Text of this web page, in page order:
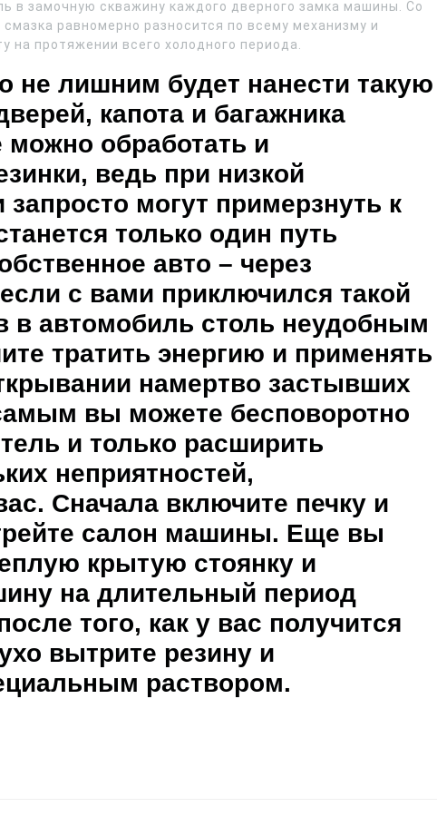
в замочную скважину каждого дверного замка машины. Со
равномерно разносится по всему механизму и
на протяжении всего холодного периода.
не лишним будет нанести такую
капота и багажника
можно обработать и
ведь при низкой
могут примерзнуть к
только один путь
авто – через
с вами приключился такой
в автомобиль столь неудобным
тратить энергию и применять
намертво застывших
вы можете бесповоротно
и только расширить
неприятностей,
Сначала включите печку и
салон машины. Еще вы
крытую стоянку и
на длительный период
того, как у вас получится
вытрите резину и
раствором.